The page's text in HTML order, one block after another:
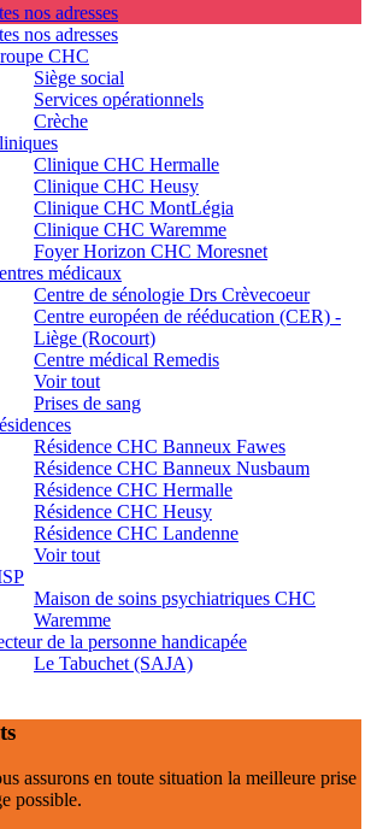
nos adresses
nos adresses
CHC
Siège social
Services opérationnels
Crèche
Clinique CHC Hermalle
Clinique CHC Heusy
Clinique CHC MontLégia
Clinique CHC Waremme
Foyer Horizon CHC Moresnet
médicaux
Centre de sénologie Drs Crèvecoeur
Centre européen de rééducation (CER) -
Liège (Rocourt)
Centre médical Remedis
Voir tout
Prises de sang
Résidence CHC Banneux Fawes
Résidence CHC Banneux Nusbaum
Résidence CHC Hermalle
Résidence CHC Heusy
Résidence CHC Landenne
Voir tout
Maison de soins psychiatriques CHC
Waremme
de la personne handicapée
Le Tabuchet (SAJA)
assurons en toute situation la meilleure prise
possible.